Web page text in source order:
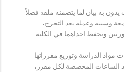
به بيان لما يتضمنه ملفه فضلاً
وسببه وعمله بعد التخرج،
وتحفظ احداهما في الكلية
مواد الدراسة وتوزيع مقرراتها
الساعات المخصصة لكل مقرر،